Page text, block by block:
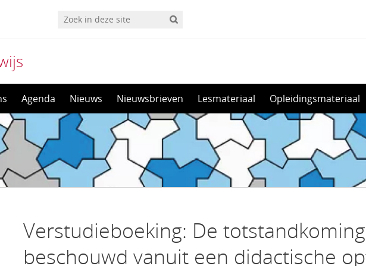
Agenda Nieuws Nieuwsbrieven Lesmateriaal Opleidingsmateriaal
Verstudieboeking: De
beschouwd vanuit een didactische